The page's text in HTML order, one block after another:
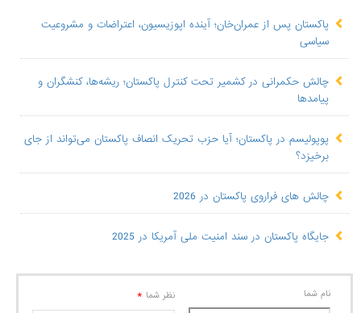
پاکستان پس از عمران‌خان؛ آینده اپوزیسیون، اعتراضات و مشروعیت
سیاسی
چالش حکمرانی در کشمیر تحت کنترل پاکستان؛ ریشه‌ها، کنشگران و
پیامدها
پوپولیسم در پاکستان؛ آیا حزب تحریک انصاف پاکستان می‌تواند از جای
برخیزد؟
چالش های فراروی پاکستان در 2026
جایگاه پاکستان در سند امنیت ملی آمریکا در 2025
نام شما نظر شما *